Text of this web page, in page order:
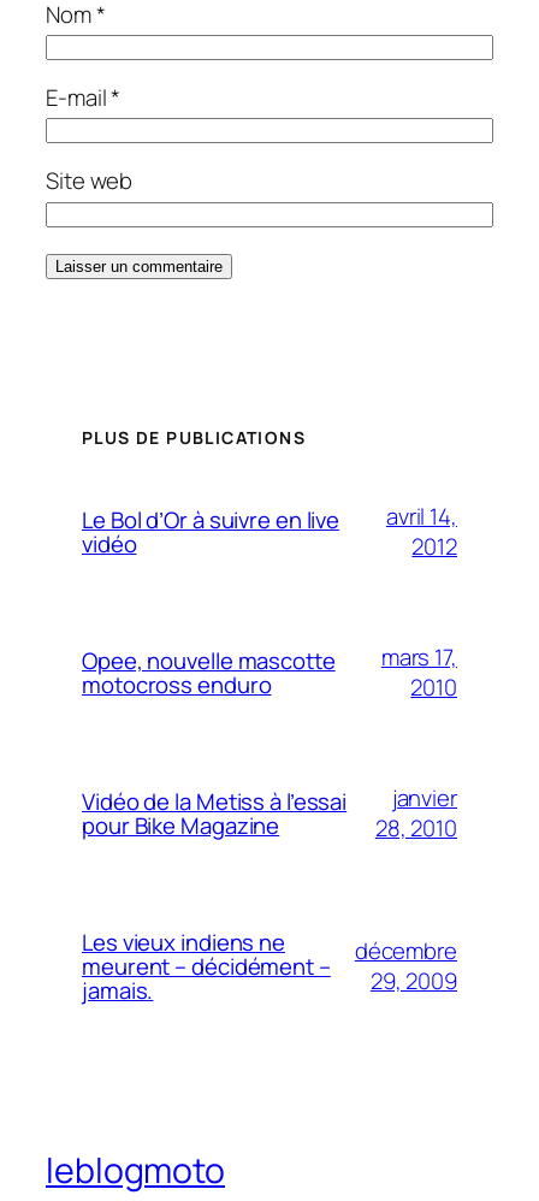
Nom*
E-mail*
Site web
PLUS DE PUBLICATIONS
Le Bol d’Or à suivre en live
vidéo
avril 14,
2012
Opee, nouvelle mascotte
motocross enduro
mars 17,
2010
Vidéo de la Metiss à l’essai
pour Bike Magazine
janvier
28, 2010
Les vieux indiens ne
meurent – décidément –
jamais.
décembre
29, 2009
leblogmoto